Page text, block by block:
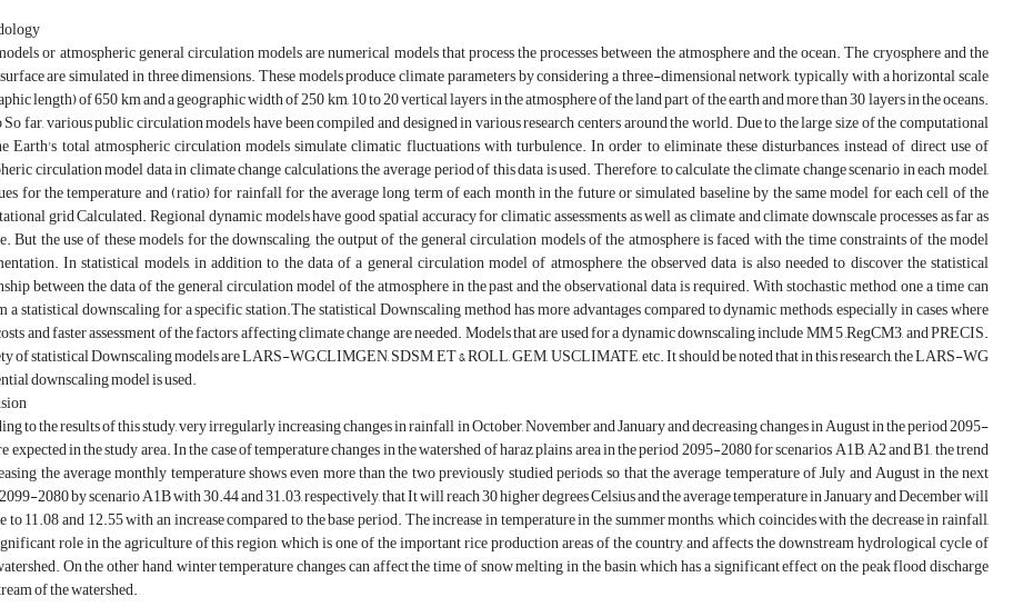
or atmospheric general circulation models are numerical models that process the processes between the atmosphere and the ocean. The cryosphere and the
are simulated in three dimensions. These models produce climate parameters by considering a three-dimensional network, typically with a horizontal scale
length) of 650 km and a geographic width of 250 km, 10 to 20 vertical layers in the atmosphere of the land part of the earth and more than 30 layers in the oceans.
far, various public circulation models have been compiled and designed in various research centers around the world. Due to the large size of the computational
Earth's total atmospheric circulation models simulate climatic fluctuations with turbulence. In order to eliminate these disturbances, instead of direct use of
circulation model data in climate change calculations, the average period of this data is used. Therefore, to calculate the climate change scenario in each model,
for the temperature and (ratio) for rainfall for the average long term of each month in the future or simulated baseline by the same model for each cell of the
grid Calculated. Regional dynamic models have good spatial accuracy for climatic assessments as well as climate and climate downscale processes as far as
But the use of these models for the downscaling, the output of the general circulation models of the atmosphere is faced with the time constraints of the model
In statistical models, in addition to the data of a general circulation model of atmosphere, the observed data is also needed to discover the statistical
between the data of the general circulation model of the atmosphere in the past and the observational data is required. With stochastic method, one a time can
a statistical downscaling for a specific station.The statistical Downscaling method has more advantages compared to dynamic methods, especially in cases where
and faster assessment of the factors affecting climate change are needed. Models that are used for a dynamic downscaling include MM 5 ,RegCM3, and PRECIS.
of statistical Downscaling models are LARS-WG,CLIMGEN, SDSM, ET & ROLL, GEM, USCLIMATE, etc. It should be noted that in this research, the LARS-WG
downscaling model is used.
to the results of this study, very irregularly increasing changes in rainfall in October, November and January and decreasing changes in August in the period 2095-
expected in the study area. In the case of temperature changes in the watershed of haraz plains area in the period 2095-2080 for scenarios A1B, A2 and B1, the trend
the average monthly temperature shows even more than the two previously studied periods, so that the average temperature of July and August in the next
2080 by scenario A1B with 30.44 and 31.03, respectively, that It will reach 30 higher degrees Celsius and the average temperature in January and December will
to 11.08 and 12.55 with an increase compared to the base period. The increase in temperature in the summer months, which coincides with the decrease in rainfall,
role in the agriculture of this region, which is one of the important rice production areas of the country, and affects the downstream hydrological cycle of
On the other hand, winter temperature changes can affect the time of snow melting in the basin, which has a significant effect on the peak flood discharge
of the watershed.